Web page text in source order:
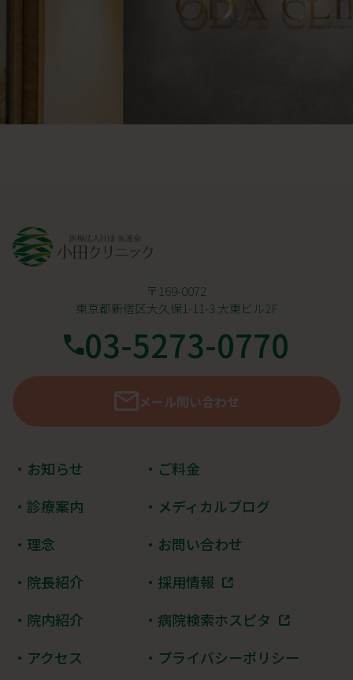
〒169-0072
東京都新宿区大久保1-11-3 大東ビル2F
03-5273-0770
メール問い合わせ
・お知らせ
・ご料金
・診療案内
・メディカルブログ
・理念
・お問い合わせ
・院長紹介
・採用情報
・院内紹介
・病院検索ホスピタ
・アクセス
・プライバシーポリシー